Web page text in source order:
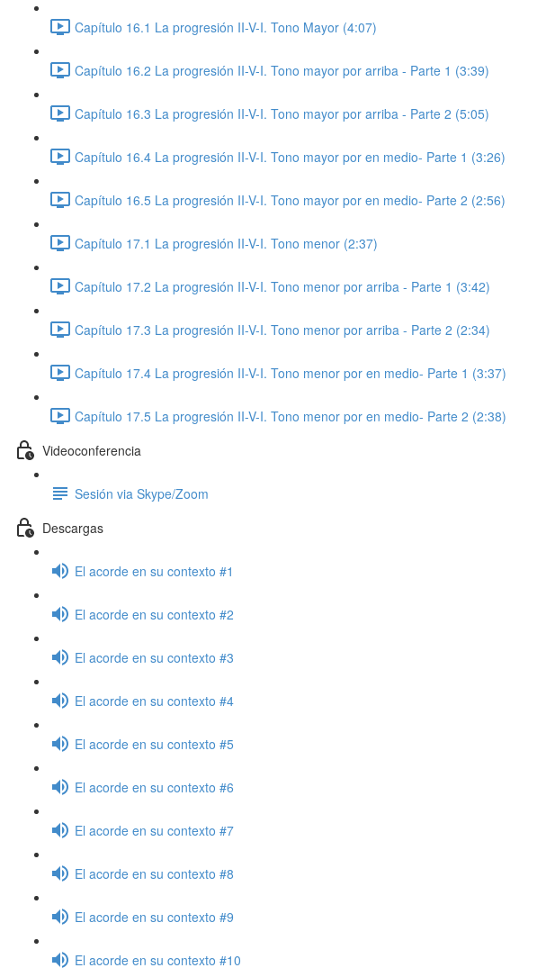
Capítulo 16.1 La progresión II-V-I. Tono Mayor (4:07)
Capítulo 16.2 La progresión II-V-I. Tono mayor por arriba - Parte 1 (3:39)
Capítulo 16.3 La progresión II-V-I. Tono mayor por arriba - Parte 2 (5:05)
Capítulo 16.4 La progresión II-V-I. Tono mayor por en medio- Parte 1 (3:26)
Capítulo 16.5 La progresión II-V-I. Tono mayor por en medio- Parte 2 (2:56)
Capítulo 17.1 La progresión II-V-I. Tono menor (2:37)
Capítulo 17.2 La progresión II-V-I. Tono menor por arriba - Parte 1 (3:42)
Capítulo 17.3 La progresión II-V-I. Tono menor por arriba - Parte 2 (2:34)
Capítulo 17.4 La progresión II-V-I. Tono menor por en medio- Parte 1 (3:37)
Capítulo 17.5 La progresión II-V-I. Tono menor por en medio- Parte 2 (2:38)
Videoconferencia
Sesión via Skype/Zoom
Descargas
El acorde en su contexto #1
El acorde en su contexto #2
El acorde en su contexto #3
El acorde en su contexto #4
El acorde en su contexto #5
El acorde en su contexto #6
El acorde en su contexto #7
El acorde en su contexto #8
El acorde en su contexto #9
El acorde en su contexto #10